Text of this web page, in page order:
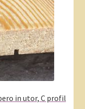
in utor, C profil